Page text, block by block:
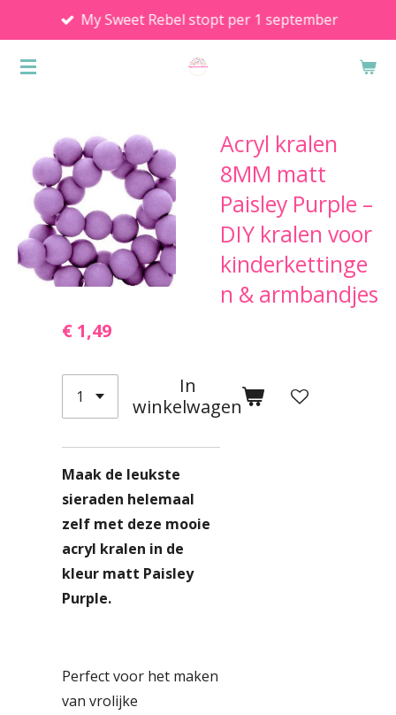
direct
naar
My Sweet Rebel stopt per 1 september
Acryl kralen
8MM matt
Paisley Purple –
DIY kralen voor
kinderkettinge
n & armbandjes
€ 1,49
In
winkelwagen
Maak de leukste
sieraden helemaal
zelf met deze mooie
acryl kralen in de
kleur matt Paisley
Purple.
Perfect voor het maken
van vrolijke